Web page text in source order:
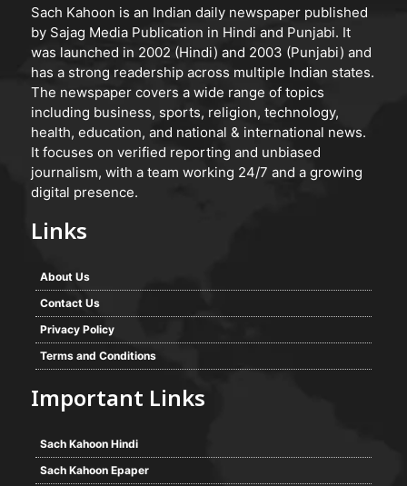
Sach Kahoon is an Indian daily newspaper published
by Sajag Media Publication in Hindi and Punjabi. It
was launched in 2002 (Hindi) and 2003 (Punjabi) and
has a strong readership across multiple Indian states.
The newspaper covers a wide range of topics
including business, sports, religion, technology,
health, education, and national & international news.
It focuses on verified reporting and unbiased
journalism, with a team working 24/7 and a growing
digital presence.
Links
About Us
Contact Us
Privacy Policy
Terms and Conditions
Important Links
Sach Kahoon Hindi
Sach Kahoon Epaper